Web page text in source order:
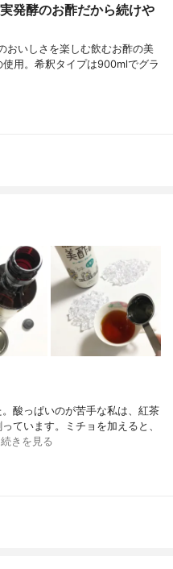
発酵のお酢だから続けや
おいしさを楽しむ飲むお酢の美
用。希釈タイプは900mlでグラ
酸っぱいのが苦手な私は、紅茶
ています。ミチョを加えると、
続きを見る